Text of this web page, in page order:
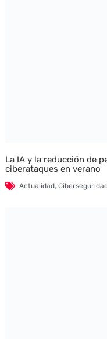
La IA y la reducción de
ciberataques en verano
Actualidad, Ciberseguridad